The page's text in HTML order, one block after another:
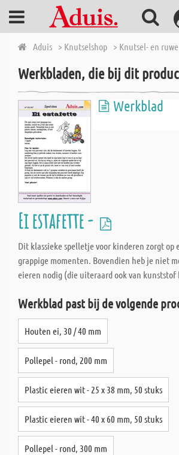
Aduis > Knutselshop > Knutsel- en
Werkbladen, die bij dit
De zaagservice van Aduis omvat alle
houten latten, houten platen, metalen
een speciale service, omdat u alle
techniekles en voor uw hobby op maat kunt
dat u omslachtig naar een bouwmarkt of
gaan.
Alle bouw- en knutselmaterialen die in een
lengte van 100 cm en breedte van 50 cm en te
zaagsneden, kunt u bij ons kopen als een op
Wij produceren uw speciale snit van hout en
nauwkeurig; soms kan het echter gebeuren
van één millimeter in het spel komt.
Wat ons onderscheidt, is de snelle levering
gemaakte planken/platen; Dankzij speciale
computerondersteuning zagen we ongeveer
bestellingen dezelfde dag en alles zonder
de nette en uitgebreide etikettering van uw
bestellingen. Elk maatwerk wordt afzonderlijk
deze op elk moment van de dag toe kunt
zonder dat u eerst het maatwerk na hoeft te
Werkblad
Ei estafette -
Dit klassieke spelletje voor kinderen zorgt
grappige momenten. Bovendien heb je niet
eieren nodig (die uiteraard ook van
Werkblad past bij de volgende
Houten ei, 30 / 40 mm
Pollepel - rond, 200 mm
Plastic eieren wit - 25 x 38 mm, 50 stuks
Plastic eieren wit - 40 x 60 mm, 50 stuks
Pollepel - rond, 300 mm